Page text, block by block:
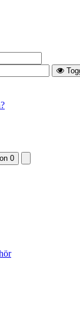
0